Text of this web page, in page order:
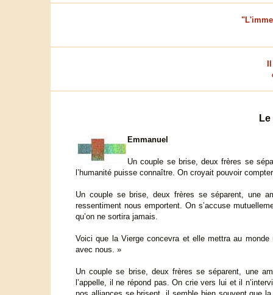
Emmanuel
Un couple se brise, deux frères se
l’humanité puisse connaître. On croyait pouvoir
Un couple se brise, deux frères se séparent, une
ressentiment nous emportent. On s’accuse
qu’on ne sortira jamais.
Voici que la Vierge concevra et elle mettra au
avec nous. »
Un couple se brise, deux frères se séparent, une
l’appelle, il ne répond pas. On crie vers lui et il